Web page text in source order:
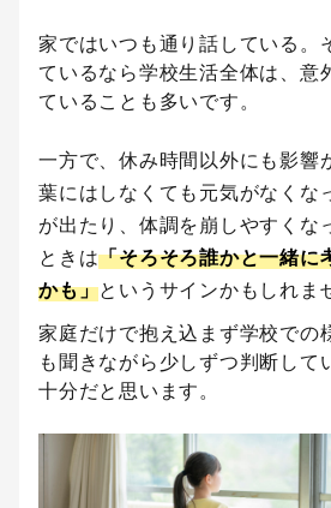
家ではいつも通り話している。
ているなら学校生活全体は、意
ていることも多いです。
一方で、休み時間以外にも影響
葉にはしなくても元気がなくな
が出たり、体調を崩しやすくな
ときは「そろそろ誰かと一緒に
かも」というサインかもしれま
家庭だけで抱え込まず学校での
も聞きながら少しずつ判断して
十分だと思います。